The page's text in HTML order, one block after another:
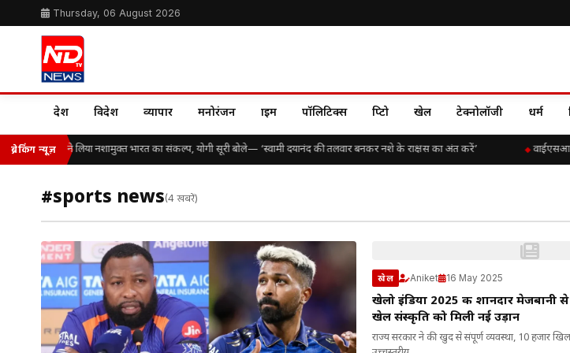
Thursday, 06 August 2026
देश विदेश व्यापार मनोरंजन क्राइम पॉलिटिक्स क्रिप्टो खेल टेक्नोलॉजी धर्म
ब्रेकिंग न्यूज़
विद्यार्थियों ने लिया नशामुक्त भारत का संकल्प, योगी सूरी बोले— ‘स्वामी दयानंद की तलवार बनकर नशे के राक्षस का अंत करें’
#sports news(4 खबरें)
खेल Aniket 16 May 2025
खेलो इंडिया 2025 की शानदार मेजबानी से
खेल संस्कृति को मिली नई उड़ान
राज्य सरकार ने की खुद से संपूर्ण व्यवस्था, 10 हजार